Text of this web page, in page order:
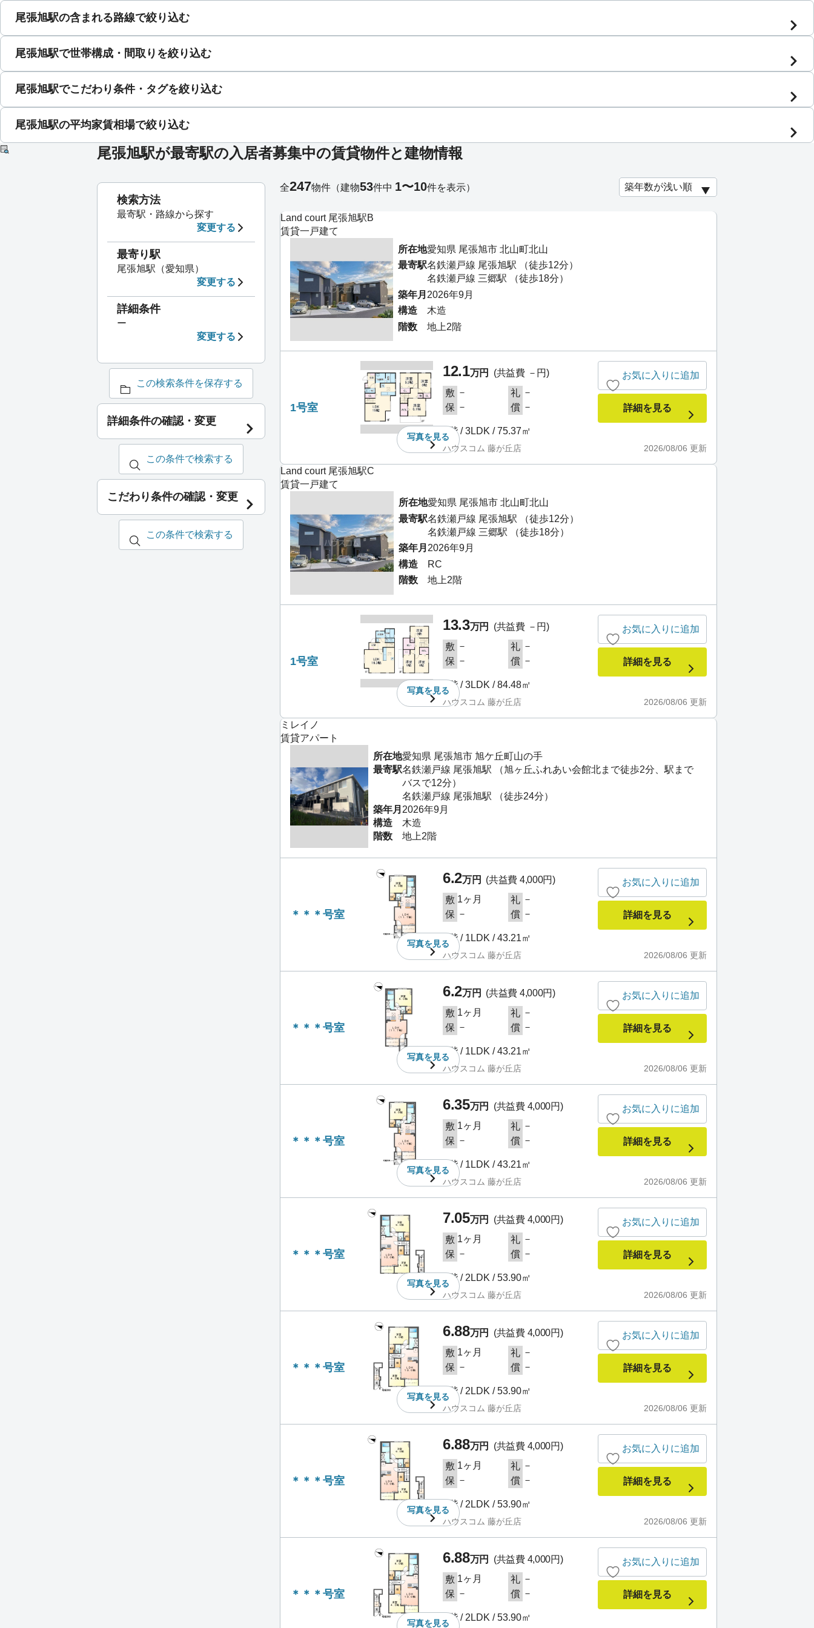
尾張旭駅の含まれる路線で絞り込む
尾張旭駅で世帯構成・間取りを絞り込む
尾張旭駅でこだわり条件・タグを絞り込む
尾張旭駅の平均家賃相場で絞り込む
尾張旭駅が最寄駅の入居者募集中の賃貸物件と建物情報
Land court 尾張旭駅B
賃貸一戸建て
所在地愛知県 尾張旭市 北山町北山
最寄駅名鉄瀬戸線 尾張旭駅 （徒歩12分）
名鉄瀬戸線 三郷駅 （徒歩18分）
築年月 2026年9月
構造
木造
階数
地上2階
1号室
写真を見る
12.1万円
(共益費 －円)
敷 － 礼 －
保 － 償 －
1階 / 3LDK / 75.37㎡
2026/08/06 更新
ハウスコム 藤が丘店
お気に入りに追加
詳細を見る
Land court 尾張旭駅C
賃貸一戸建て
所在地愛知県 尾張旭市 北山町北山
最寄駅名鉄瀬戸線 尾張旭駅 （徒歩12分）
名鉄瀬戸線 三郷駅 （徒歩18分）
築年月 2026年9月
構造
RC
階数
地上2階
1号室
写真を見る
13.3万円
(共益費 －円)
敷 － 礼 －
保 － 償 －
1階 / 3LDK / 84.48㎡
2026/08/06 更新
ハウスコム 藤が丘店
お気に入りに追加
詳細を見る
ミレイノ
賃貸アパート
所在地愛知県 尾張旭市 旭ケ丘町山の手
最寄駅名鉄瀬戸線 尾張旭駅 （旭ヶ丘ふれあい会館北まで徒歩2分、駅まで
バスで12分）
名鉄瀬戸線 尾張旭駅 （徒歩24分）
築年月 2026年9月
構造
木造
階数
地上2階
＊＊＊号室
写真を見る
6.2万円
(共益費 4,000円)
敷 1ヶ月 礼 －
保 － 償 －
1階 / 1LDK / 43.21㎡
2026/08/06 更新
ハウスコム 藤が丘店
お気に入りに追加
詳細を見る
＊＊＊号室
写真を見る
6.2万円
(共益費 4,000円)
敷 1ヶ月 礼 －
保 － 償 －
1階 / 1LDK / 43.21㎡
2026/08/06 更新
ハウスコム 藤が丘店
お気に入りに追加
詳細を見る
＊＊＊号室
写真を見る
6.35万円
(共益費 4,000円)
敷 1ヶ月 礼 －
保 － 償 －
1階 / 1LDK / 43.21㎡
2026/08/06 更新
ハウスコム 藤が丘店
お気に入りに追加
詳細を見る
＊＊＊号室
写真を見る
7.05万円
(共益費 4,000円)
敷 1ヶ月 礼 －
保 － 償 －
2階 / 2LDK / 53.90㎡
2026/08/06 更新
ハウスコム 藤が丘店
お気に入りに追加
詳細を見る
＊＊＊号室
写真を見る
6.88万円
(共益費 4,000円)
敷 1ヶ月 礼 －
保 － 償 －
2階 / 2LDK / 53.90㎡
2026/08/06 更新
ハウスコム 藤が丘店
お気に入りに追加
詳細を見る
＊＊＊号室
写真を見る
6.88万円
(共益費 4,000円)
敷 1ヶ月 礼 －
保 － 償 －
2階 / 2LDK / 53.90㎡
2026/08/06 更新
ハウスコム 藤が丘店
お気に入りに追加
詳細を見る
＊＊＊号室
写真を見る
6.88万円
(共益費 4,000円)
敷 1ヶ月 礼 －
保 － 償 －
2階 / 2LDK / 53.90㎡
お気に入りに追加
詳細を見る
全247物件 （建物53件中 1〜10件を表示）
検索方法
最寄駅・路線から探す
変更する
最寄り駅
尾張旭駅（愛知県）
変更する
詳細条件
ー
変更する
この検索条件を保存する
詳細条件の確認・変更
この条件で検索する
こだわり条件の確認・変更
この条件で検索する